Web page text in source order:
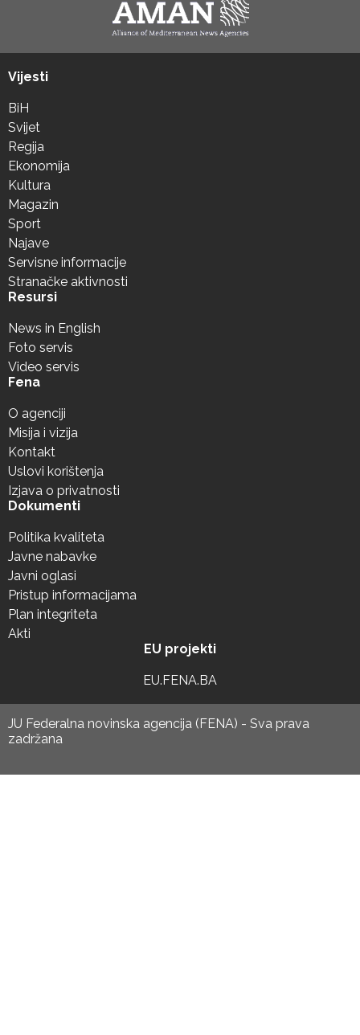
Vijesti
BiH
Svijet
Regija
Ekonomija
Kultura
Magazin
Sport
Najave
Servisne informacije
Stranačke aktivnosti
Resursi
News in English
Foto servis
Video servis
Fena
O agenciji
Misija i vizija
Kontakt
Uslovi korištenja
Izjava o privatnosti
Dokumenti
Politika kvaliteta
Javne nabavke
Javni oglasi
Pristup informacijama
Plan integriteta
Akti
EU projekti
EU.FENA.BA
JU Federalna novinska agencija (FENA) - Sva prava
zadržana